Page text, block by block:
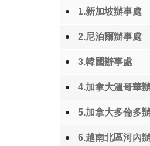
1.新加坡辦事處
2.尼泊爾辦事處
3.韓國辦事處
4.加拿大溫哥華
5.加拿大多倫多
6.越南北區河內